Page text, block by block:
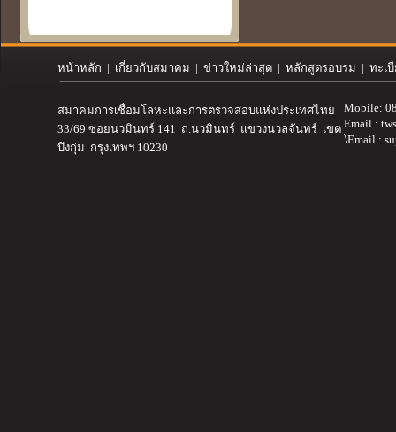
หน้าหลัก | เกี่ยวกับสมาคม | ข่าวใหม่ล่าสุด | หลักสูตรอบรม | ทะเ
สมาคมการเชื่อมโลหะและการตรวจสอบแห่งประเทศไทย
33/69 ซอยนวมินทร์ 141 ถ.นวมินทร์ แขวงนวลจันทร์ เขต
บึงกุ่ม กรุงเทพฯ 10230
Mobile:
Email :
\Email :